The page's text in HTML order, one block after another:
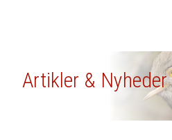
Artikler & Nyheder